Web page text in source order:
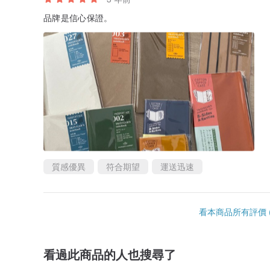
品牌是信心保證。
質感優異 符合期望 運送迅速
看本商品所有評價
看過此商品的人也搜尋了